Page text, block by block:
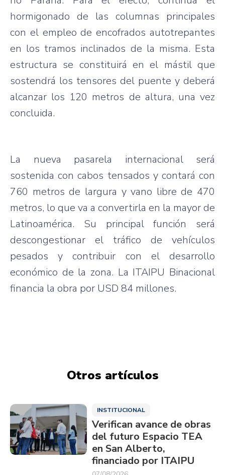
hormigonado de las columnas principales
con el empleo de encofrados autotrepantes
en los tramos inclinados de la misma. Esta
estructura se constituirá en el mástil que
sostendrá los tensores del puente y deberá
alcanzar los 120 metros de altura, una vez
concluida.
La nueva pasarela internacional será
sostenida con cabos tensados y contará con
760 metros de largura y vano libre de 470
metros, lo que va a convertirla en la mayor de
Latinoamérica. Su principal función será
descongestionar el tráfico de vehículos
pesados y contribuir con el desarrollo
económico de la zona. La ITAIPU Binacional
financia la obra por USD 84 millones.
Otros artículos
INSTITUCIONAL
Verifican avance de obras
del futuro Espacio TEA
en San Alberto,
financiado por ITAIPU